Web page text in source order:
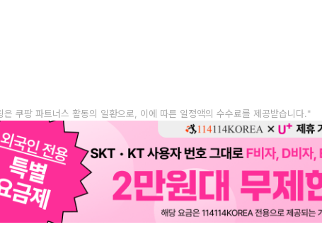
은 쿠팡 파트너스 활동의 일환으로, 이에 따른 일정액의 수수료를 제공받습니다."